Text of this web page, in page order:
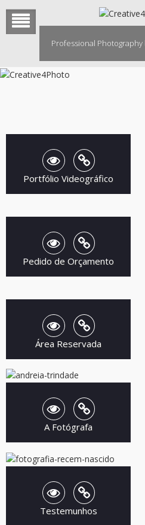
content
Professional
Portfólio Videográfico
Pedido de Orçamento
Área Reservada
A Fotógrafa
Testemunhos